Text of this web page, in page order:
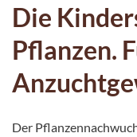
Die
Pflanzen.
Der